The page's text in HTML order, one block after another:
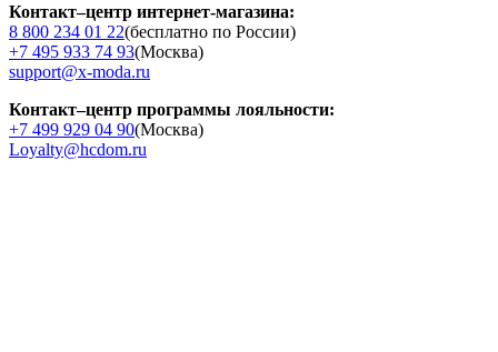
Контакт–центр интернет-магазина:
8 800 234 01 22(бесплатно по России)
+7 495 933 74 93(Москва)
support@x-moda.ru
Контакт–центр программы лояльности:
+7 499 929 04 90(Москва)
Loyalty@hcdom.ru